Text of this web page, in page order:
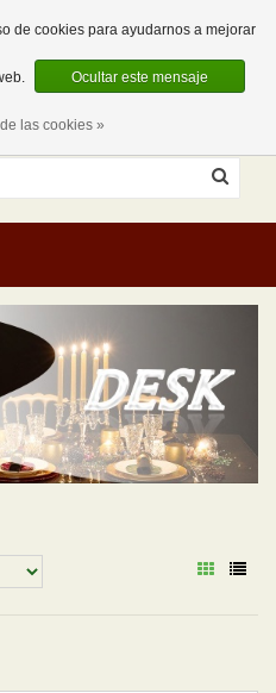
0 Artículos
de cookies para ayudarnos a mejorar
Ocultar este mensaje
las cookies »